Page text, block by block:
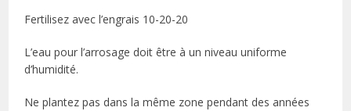
Fertilisez avec l’engrais 10-20-20
L’eau pour l’arrosage doit être à un niveau uniforme
d’humidité.
Ne plantez pas dans la même zone pendant des années